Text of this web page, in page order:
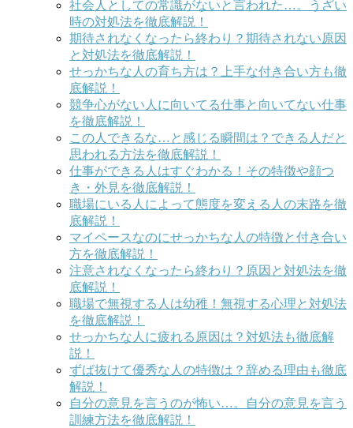
社会人としての常識がないと言われた…。うざい
時の対処法を徹底解説！
期待されなくなったら終わり？期待されない原因
と対処法を徹底解説！
せっかちな人の育ち方は？上手な付き合い方も徹
底解説！
競争心がない人に向いてる仕事と向いてない仕事
を徹底解説！
この人できるな…と感じる瞬間は？できる人だと
思われる方法を徹底解説！
仕事ができる人はすぐわかる！その特徴や顔つ
き・外見を徹底解説！
職場にいる人によって態度を変える人の末路を徹
底解説！
マイペースなのにせっかちな人の特徴と付き合い
方を徹底解説！
注意されなくなったら終わり？原因と対処法を徹
底解説！
職場で無視する人は幼稚！無視する心理と対処法
を徹底解説！
せっかちな人に疲れる原因は？対処法も徹底解
説！
ずば抜けて優秀な人の特徴は？辞める理由も徹底
解説！
自分の意見を言うのが怖い…。自分の意見を言う
訓練方法を徹底解説！